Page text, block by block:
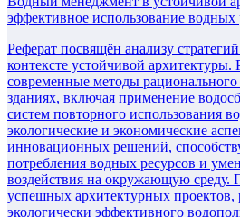
эффективное использование водных
Реферат посвящён анализу
контексте устойчивой архитектуры.
современные методы рационального
зданиях, включая применение
систем повторного использования
экологические и экономические
инновационных решений,
потребления водных ресурсов и
воздействия на окружающую среду.
успешных архитектурных
экологически эффективного